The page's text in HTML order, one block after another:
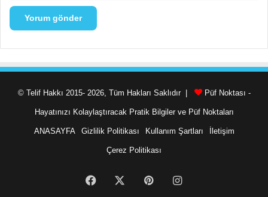
© Telif Hakkı 2015- 2026, Tüm Hakları Saklıdır | Püf Noktası -
Hayatınızı Kolaylaştıracak Pratik Bilgiler ve Püf Noktaları
ANASAYFA Gizlilik Politikası Kullanım Şartları İletişim
Çerez Politikası
Facebook PinterestInstagram